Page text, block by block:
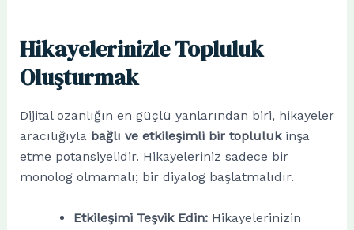
Hikayelerinizle Topluluk
Oluşturmak
Dijital ozanlığın en güçlü yanlarından biri, hikayeler
aracılığıyla bağlı ve etkileşimli bir toplulukinşa
etme potansiyelidir. Hikayeleriniz sadece bir
monolog olmamalı; bir diyalog başlatmalıdır.
Etkileşimi Teşvik Edin:Hikayelerinizin